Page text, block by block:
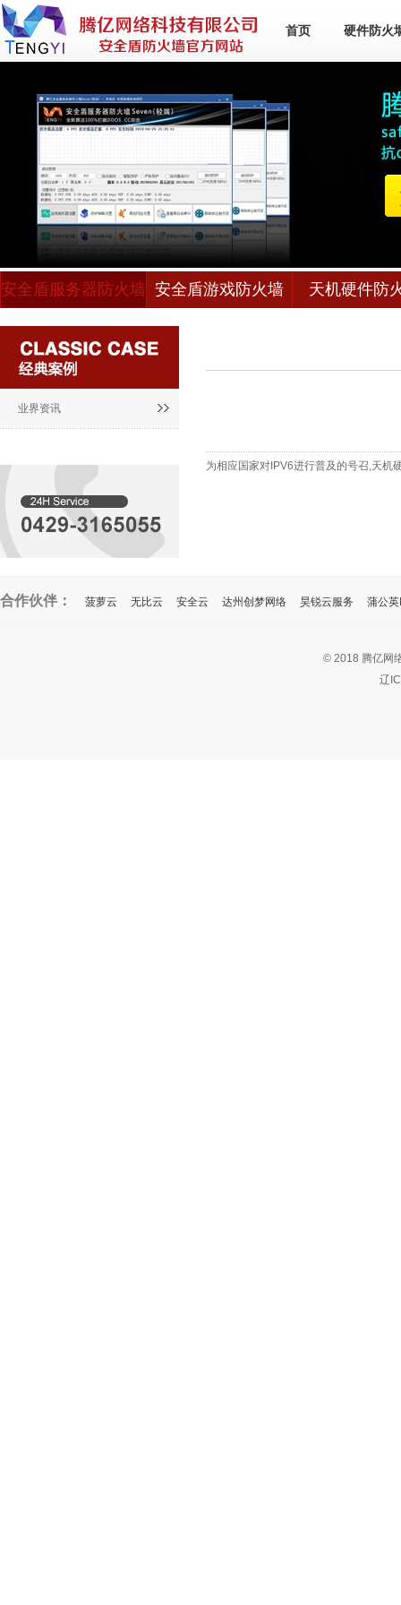
首页 硬件防火
安全盾服务器防火墙 安全盾游戏防火墙 天机硬件防
业界资讯
为相应国家对IPV6进行普及的号召,天机
合作伙伴： 菠萝云 无比云 安全云 达州创梦网络 昊锐云服务 蒲公
© 2018 腾亿网
辽